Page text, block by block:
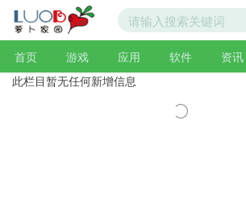
首页 游戏 应用 软件 资讯
此栏目暂无任何新增信息